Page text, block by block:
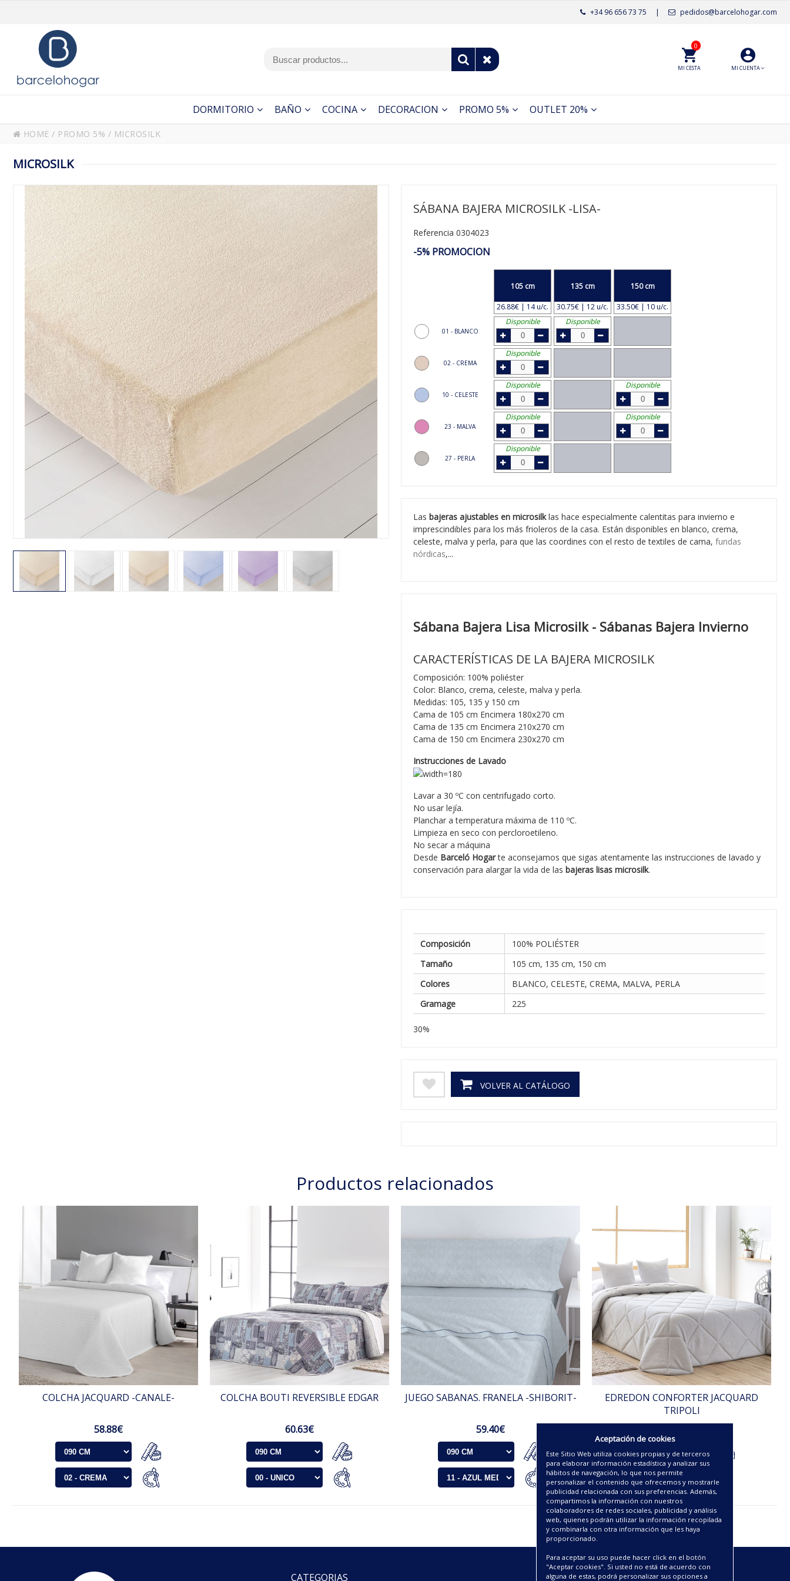
pedidos@barcelohogar.com
|
+34 96 656 73 75
MI CUENTA
MI CESTA
0
DORMITORIO BAÑO COCINA DECORACION PROMO 5% OUTLET 20%
HOME / PROMO 5% / MICROSILK
MICROSILK
SÁBANA BAJERA MICROSILK -LISA-
Referencia 0304023
-5% PROMOCION
01 - BLANCO
02 - CREMA
10 - CELESTE
23 - MALVA
27 - PERLA
105 cm
26.88€ | 14 u/c.
135 cm
30.75€ | 12 u/c.
150 cm
33.50€ | 10 u/c.
Disponible
Disponible
Disponible
Disponible Disponible
Disponible Disponible
Disponible
Las bajeras ajustables en microsilklas hace especialmente calentitas para invierno e
imprescindibles para los más frioleros de la casa. Están disponibles en blanco, crema,
celeste, malva y perla, para que las coordines con el resto de textiles de cama, fundas
nórdicas,...
Sábana Bajera Lisa Microsilk - Sábanas Bajera Invierno
CARACTERÍSTICAS DE LA BAJERA MICROSILK
Composición: 100% poliéster
Color: Blanco, crema, celeste, malva y perla.
Medidas: 105, 135 y 150 cm
Cama de 105 cm Encimera 180x270 cm
Cama de 135 cm Encimera 210x270 cm
Cama de 150 cm Encimera 230x270 cm
Instrucciones de Lavado
Lavar a 30 ºC con centrifugado corto.
No usar lejía.
Planchar a temperatura máxima de 110 ºC.
Limpieza en seco con percloroetileno.
No secar a máquina
Desde Barceló Hogarte aconsejamos que sigas atentamente las instrucciones de lavado y
conservación para alargar la vida de las bajeras lisas microsilk.
Composición
100% POLIÉSTER
Tamaño
105 cm, 135 cm, 150 cm
Colores
BLANCO, CELESTE, CREMA, MALVA, PERLA
Gramage
225
30%
VOLVER AL CATÁLOGO
Productos relacionados
COLCHA JACQUARD -CANALE-
58.88€
COLCHA BOUTI REVERSIBLE EDGAR
60.63€
JUEGO SABANAS. FRANELA -SHIBORIT-
59.40€
EDREDON CONFORTER JACQUARD
TRIPOLI
CATEGORIAS ENLACES
Aceptación de cookies
Este Sitio Web utiliza cookies propias y de terceros
para elaborar información estadística y analizar sus
hábitos de navegación, lo que nos permite
personalizar el contenido que ofrecemos y mostrarle
publicidad relacionada con sus preferencias. Además,
compartimos la información con nuestros
colaboradores de redes sociales, publicidad y análisis
web, quienes podrán utilizar la información recopilada
y combinarla con otra información que les haya
proporcionado.
Para aceptar su uso puede hacer click en el botón
"Aceptar cookies". Si usted no está de acuerdo con
alguna de estas, podrá personalizar sus opciones a